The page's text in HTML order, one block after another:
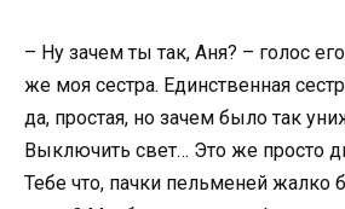
– Ну зачем ты так, Аня? – голос
же моя сестра. Единственная
да, простая, но зачем было так
Выключить свет… Это же просто
Тебе что, пачки пельменей жалко